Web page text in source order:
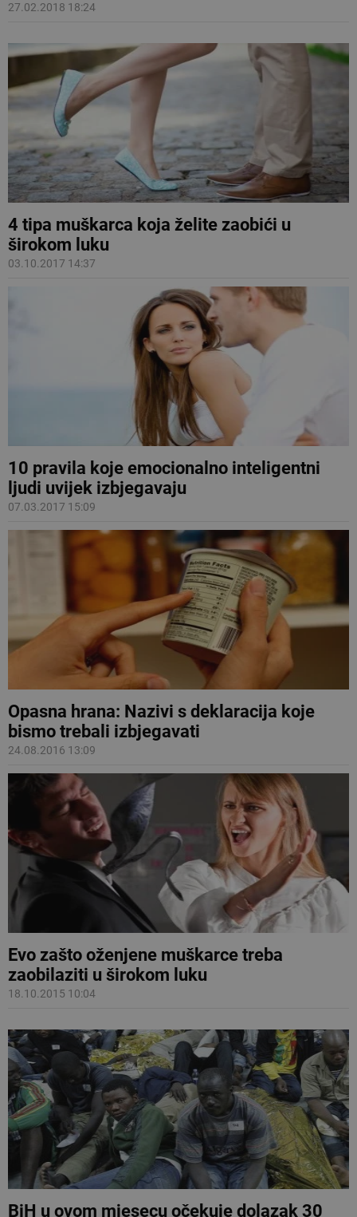
27.02.2018 18:24
4 tipa muškarca koja želite zaobići u
širokom luku
03.10.2017 14:37
10 pravila koje emocionalno inteligentni
ljudi uvijek izbjegavaju
07.03.2017 15:09
Opasna hrana: Nazivi s deklaracija koje
bismo trebali izbjegavati
24.08.2016 13:09
Evo zašto oženjene muškarce treba
zaobilaziti u širokom luku
18.10.2015 10:04
BiH u ovom mjesecu očekuje dolazak 30